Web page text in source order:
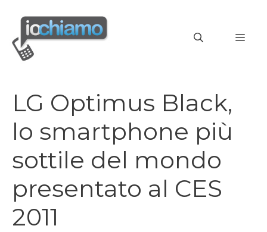
contenuto
LG Optimus Black,
lo smartphone più
sottile del mondo
presentato al CES
2011